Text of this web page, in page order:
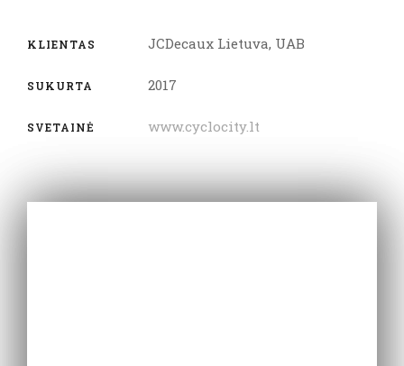
KLIENTAS JCDecaux Lietuva, UAB
SUKURTA 2017
SVETAINĖ www.cyclocity.lt